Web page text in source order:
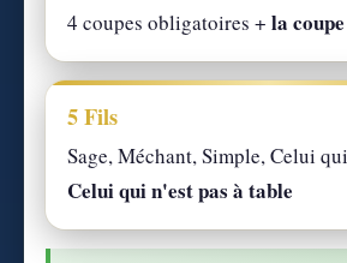
4 coupes obligatoires + la
5 Fils
Sage, Méchant, Simple, Celui
Celui qui n'est pas à table